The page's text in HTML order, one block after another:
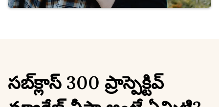
సబ్‌క్లాస్ 300 ప్రాస్పెక్టివ్